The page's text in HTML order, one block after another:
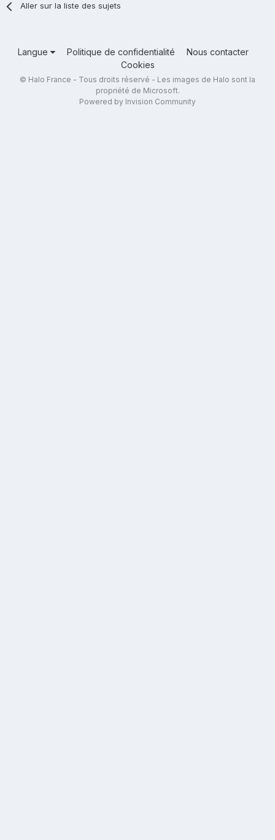
Aller sur la liste des sujets
Langue Politique de confidentialité
Nous contacter
Cookies
© Halo France - Tous droits réservé - Les images de Halo sont la
propriété de Microsoft.
Powered by Invision Community